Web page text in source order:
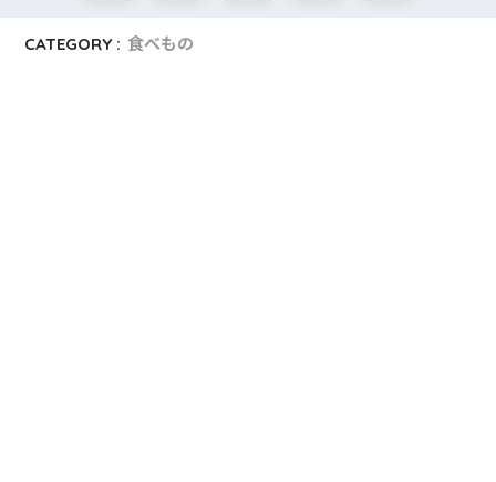
CATEGORY : 食べもの